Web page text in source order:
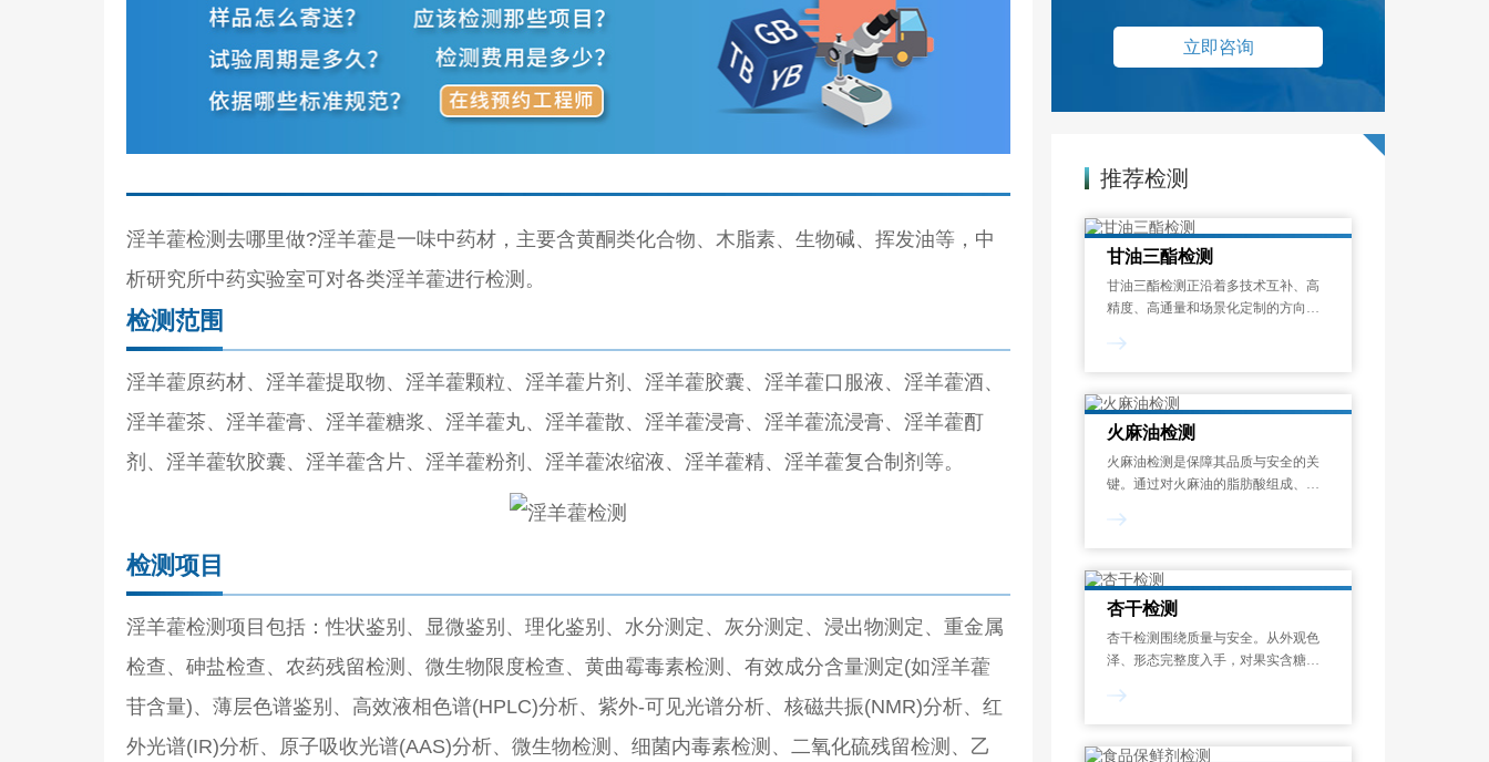
淫羊藿检测去哪里做?淫羊藿是一味中药材，主要含黄酮类化合物、木脂素、生物碱、挥发油等，中
析研究所中药实验室可对各类淫羊藿进行检测。
检测范围
淫羊藿原药材、淫羊藿提取物、淫羊藿颗粒、淫羊藿片剂、淫羊藿胶囊、淫羊藿口服液、淫羊藿酒、
淫羊藿茶、淫羊藿膏、淫羊藿糖浆、淫羊藿丸、淫羊藿散、淫羊藿浸膏、淫羊藿流浸膏、淫羊藿酊
剂、淫羊藿软胶囊、淫羊藿含片、淫羊藿粉剂、淫羊藿浓缩液、淫羊藿精、淫羊藿复合制剂等。
检测项目
淫羊藿检测项目包括：性状鉴别、显微鉴别、理化鉴别、水分测定、灰分测定、浸出物测定、重金属
检查、砷盐检查、农药残留检测、微生物限度检查、黄曲霉毒素检测、有效成分含量测定(如淫羊藿
苷含量)、薄层色谱鉴别、高效液相色谱(HPLC)分析、紫外-可见光谱分析、核磁共振(NMR)分析、红
外光谱(IR)分析、原子吸收光谱(AAS)分析、微生物检测、细菌内毒素检测、二氧化硫残留检测、乙
立即咨询
推荐检测
甘油三酯检测
甘油三酯检测正沿着多技术互补、高
精度、高通量和场景化定制的方向发
断，还是新型药用辅料备案、油脂掺
并配备高分辨质谱及多谱联用系统的
专业第三方检验
火麻油检测
火麻油检测是保障其品质与安全的关
键。通过对火麻油的脂肪酸组成、酸
性杂质、溶剂残留、黄曲霉毒素、重
质量与安全性，确保符合食用标准。
杏干检测
杏干检测围绕质量与安全。从外观色
泽、形态完整度入手，对果实含糖
生物指标(菌落总数、大肠菌群、致病
药残留等项目检测，确保杏干品质达